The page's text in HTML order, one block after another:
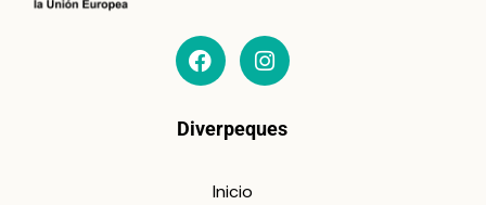
Diverpeques
Inicio